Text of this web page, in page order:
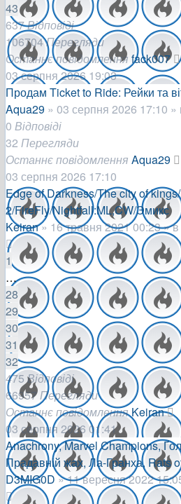
43
637Відповіді
106704Перегляди
Останнє повідомлення fack007
03 серпня 2026 19:03
Продам Ticket to Ride: Рейки та
Aqua29 » 03 серпня 2026 17:10 »
0 Відповіді
32 Перегляди
Останнє повідомлення Aqua29
03 серпня 2026 17:10
Edge of Darkness/The city of
2/FireFly/Nightfall:ML,CW/Эмикс
Keiran» 16 травня 2021 00:23» в
1
…
28
29
30
31
32
475Відповіді
66957Перегляди
Останнє повідомленняKeiran
03 серпня 2026 01:41
Anachrony, Marvel Champions,
Прадавній жах, Ла-Гранха, Rats
D3MIG0D»11 вересня 2022